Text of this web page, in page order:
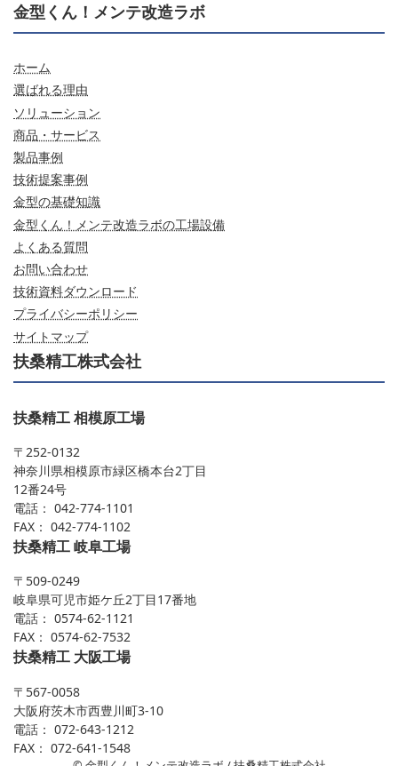
金型くん！メンテ改造ラボ
ホーム
選ばれる理由
ソリューション
商品・サービス
製品事例
技術提案事例
金型の基礎知識
金型くん！メンテ改造ラボの工場設備
よくある質問
お問い合わせ
技術資料ダウンロード
プライバシーポリシー
サイトマップ
扶桑精工株式会社
扶桑精工 相模原工場
〒252-0132
神奈川県相模原市緑区橋本台2丁目
12番24号
電話： 042-774-1101
FAX： 042-774-1102
扶桑精工 岐阜工場
〒509-0249
岐阜県可児市姫ケ丘2丁目17番地
電話： 0574-62-1121
FAX： 0574-62-7532
扶桑精工 大阪工場
〒567-0058
大阪府茨木市西豊川町3-10
電話： 072-643-1212
FAX： 072-641-1548